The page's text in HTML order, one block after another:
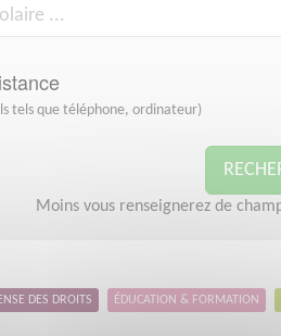
tels que téléphone, ordinateur)
Moins vous renseignerez de
DES DROITS ÉDUCATION & FORMATION